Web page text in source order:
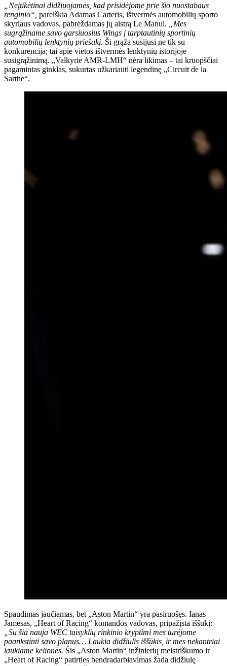
„Neįtikėtinai didžiuojamės, kad prisidėjome prie šio nuostabaus
renginio“, pareiškia Adamas Carteris, ištvermės automobilių sporto
skyriaus vadovas, pabrėždamas jų aistrą Le Manui.
„Mes
sugrąžiname savo garsiuosius Wings į tarptautinių sportinių
automobilių lenktynių priešakį. Ši grąža susijusi ne tik su
konkurencija; tai apie vietos ištvermės lenktynių istorijoje
susigrąžinimą. „Valkyrie AMR-LMH“ nėra likimas – tai kruopščiai
pagamintas ginklas, sukurtas užkariauti legendinę „Circuit de la
Sarthe“.
Spaudimas jaučiamas, bet „Aston Martin“ yra pasiruošęs. Ianas
Jamesas, „Heart of Racing“ komandos vadovas, pripažįsta iššūkį:
„Su šia nauja WEC taisyklių rinkinio kryptimi mes turėjome
paankstinti savo planus… Laukia didžiulis iššūkis, ir mes nekantriai
laukiame kelionės. Šis „Aston Martin“ inžinierių meistriškumo ir
„Heart of Racing“ patirties bendradarbiavimas žada didžiulę